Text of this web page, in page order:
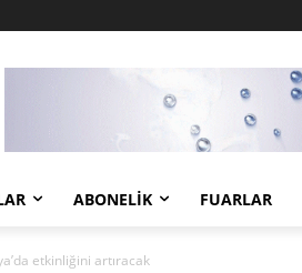
ABONELIK FUARLAR
etkinliğini artıracak